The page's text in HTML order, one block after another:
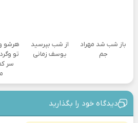
باز شب شد مهراد
جم
از شب بپرسید
یوسف زمانی
هرشو
تو
سر
دیدگاه خود را بگذارید